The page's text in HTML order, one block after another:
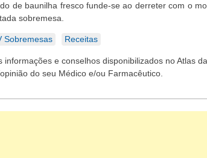
de baunilha fresco funde-se ao derreter com o
sobremesa.
Sobremesas Receitas
informações e conselhos disponibilizados no Atlas
do seu Médico e/ou Farmacêutico.